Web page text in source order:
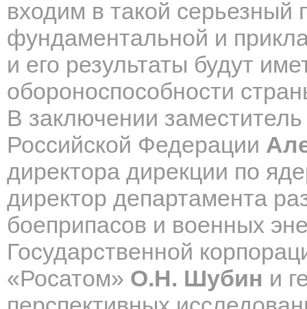
входим в такой серьезный
фундаментальной и
и его результаты будут
обороноспособности
В заключении
Российской Федерации
директора дирекции по
директор департамента
боеприпасов и военных
Государственной
«Росатом» О.Н. Шубин и